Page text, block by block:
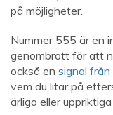
på möjligheter.
Nummer 555 är en
genombrott för att
också en signal från
vem du litar på
ärliga eller